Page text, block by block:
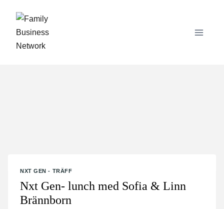
content
NXT GEN - TRÄFF
Nxt Gen- lunch med Sofia & Linn
Brännborn